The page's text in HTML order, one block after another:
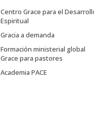
Centro Grace para el
Espiritual
Gracia a demanda
Formación ministerial global
Grace para pastores
Academia PACE